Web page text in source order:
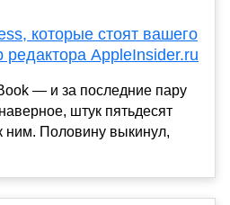
которые стоят вашего
AppleInsider.ru
— и за последние пару
штук пятьдесят
ним. Половину выкинул,